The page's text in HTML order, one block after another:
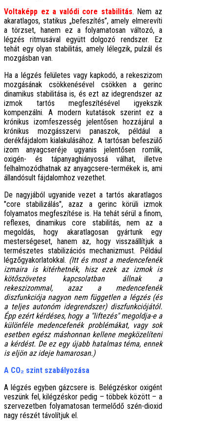
Voltaképp ez a valódi core stabilitás. Nem az
akaratlagos, statikus „befeszítés”, amely elmerevíti
a törzset, hanem ez a folyamatosan változó, a
légzés ritmusával együtt dolgozó rendszer. Ez
tehát egy olyan stabilitás, amely lélegzik, pulzál és
mozgásban van.
Ha a légzés felületes vagy kapkodó, a rekeszizom
mozgásának csökkenésével csökken a gerinc
dinamikus stabilitása is, és ezt az idegrendszer az
izmok tartós megfeszítésével igyekszik
kompenzálni. A modern kutatások szerint ez a
krónikus izomfeszesség jelentősen hozzájárul a
krónikus mozgásszervi panaszok, például a
derékfájdalom kialakulásához. A tartósan befeszülő
izom anyagcseréje ugyanis jelentősen romlik,
oxigén- és tápanyaghiányossá válhat, illetve
felhalmozódhatnak az anyagcsere-termékek is, ami
állandósult fájdalomhoz vezethet.
De nagyjából ugyanide vezet a tartós akaratlagos
"core stabilizálás", azaz a gerinc körüli izmok
folyamatos megfeszítése is. Ha tehát sérül a finom,
reflexes, dinamikus core stabilitás, nem az a
megoldás, hogy akaratlagosan gyártunk egy
mesterségeset, hanem az, hogy visszaállítjuk a
természetes stabilizációs mechanizmust. Például
légzőgyakorlatokkal. (Itt és most a medencefenék
izmaira is kitérhetnék, hisz ezek az izmok is
kötőszövetes kapcsolatban állnak a
rekeszizommal, azaz a medencefenék
diszfunkciója nagyon nem független a légzés (és
a teljes autonóm idegrendszer) diszfunkciójától.
Épp ezért kérdéses, hogy a "liftezés" megoldja-e a
különféle medencefenék problémákat, vagy sok
esetben egész máshonnan kellene megközelíteni
a kérdést. De ez egy újabb hatalmas téma, ennek
is eljön az ideje hamarosan.)
A CO₂ szint szabályozása
A légzés egyben gázcsere is. Belégzéskor oxigént
veszünk fel, kilégzéskor pedig – többek között – a
szervezetben folyamatosan termelődő szén-dioxid
nagy részét távolítjuk el.